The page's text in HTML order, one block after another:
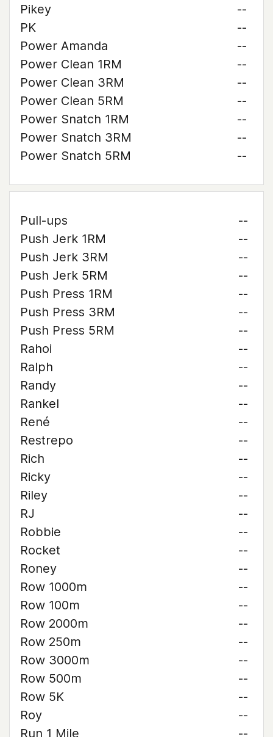
Pikey
--
PK
--
Power Amanda
--
Power Clean 1RM
--
Power Clean 3RM
--
Power Clean 5RM
--
Power Snatch 1RM
--
Power Snatch 3RM
--
Power Snatch 5RM
--
Pull-ups
--
Push Jerk 1RM
--
Push Jerk 3RM
--
Push Jerk 5RM
--
Push Press 1RM
--
Push Press 3RM
--
Push Press 5RM
--
Rahoi
--
Ralph
--
Randy
--
Rankel
--
René
--
Restrepo
--
Rich
--
Ricky
--
Riley
--
RJ
--
Robbie
--
Rocket
--
Roney
--
Row 1000m
--
Row 100m
--
Row 2000m
--
Row 250m
--
Row 3000m
--
Row 500m
--
Row 5K
--
Roy
--
Run 1 Mile
--